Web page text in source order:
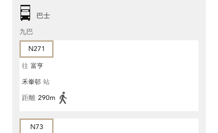
巴士
九巴
N271
往 富亨
禾輋邨 站
距離 290m
N73